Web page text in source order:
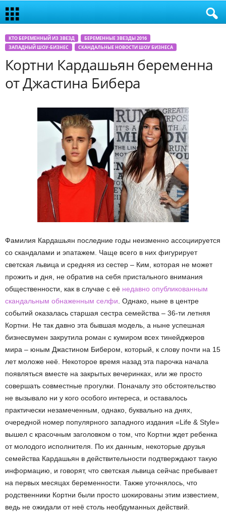
КТО БЕРЕМЕННЫЙ ИЗ ЗВЕЗД
БЕРЕМЕННЫЕ ЗВЕЗДЫ 2016
ЗАПАДНЫЙ ШОУ-БИЗНЕС
СКАНДАЛЬНЫЕ НОВОСТИ ШОУ БИЗНЕСА
Кортни Кардашьян беременна
от Джастина Бибера
Фамилия Кардашьян последние годы неизменно ассоциируется
со скандалами и эпатажем. Чаще всего в них фигурирует
светская львица и средняя из сестер – Ким, которая не может
прожить и дня, не обратив на себя пристального внимания
общественности, как в случае с её недавно опубликованным
скандальным обнаженным селфи . Однако, ныне в центре
событий оказалась старшая сестра семейства – 36-ти летняя
Кортни. Не так давно эта бывшая модель, а ныне успешная
бизнесвумен закрутила роман с кумиром всех тинейджеров
мира – юным Джастином Бибером, который, к слову почти на 15
лет моложе неё. Некоторое время назад эта парочка начала
появляться вместе на закрытых вечеринках, или же просто
совершать совместные прогулки. Поначалу это обстоятельство
не вызывало ни у кого особого интереса, и оставалось
практически незамеченным, однако, буквально на днях,
очередной номер популярного западного издания «Life & Style»
вышел с красочным заголовком о том, что Кортни ждет ребенка
от молодого исполнителя. По их данным, некоторые друзья
семейства Кардашьян в действительности подтверждают такую
информацию, и говорят, что светская львица сейчас пребывает
на первых месяцах беременности. Также уточнялось, что
родственники Кортни были просто шокированы этим известием,
ведь не ожидали от неё столь необдуманных действий.